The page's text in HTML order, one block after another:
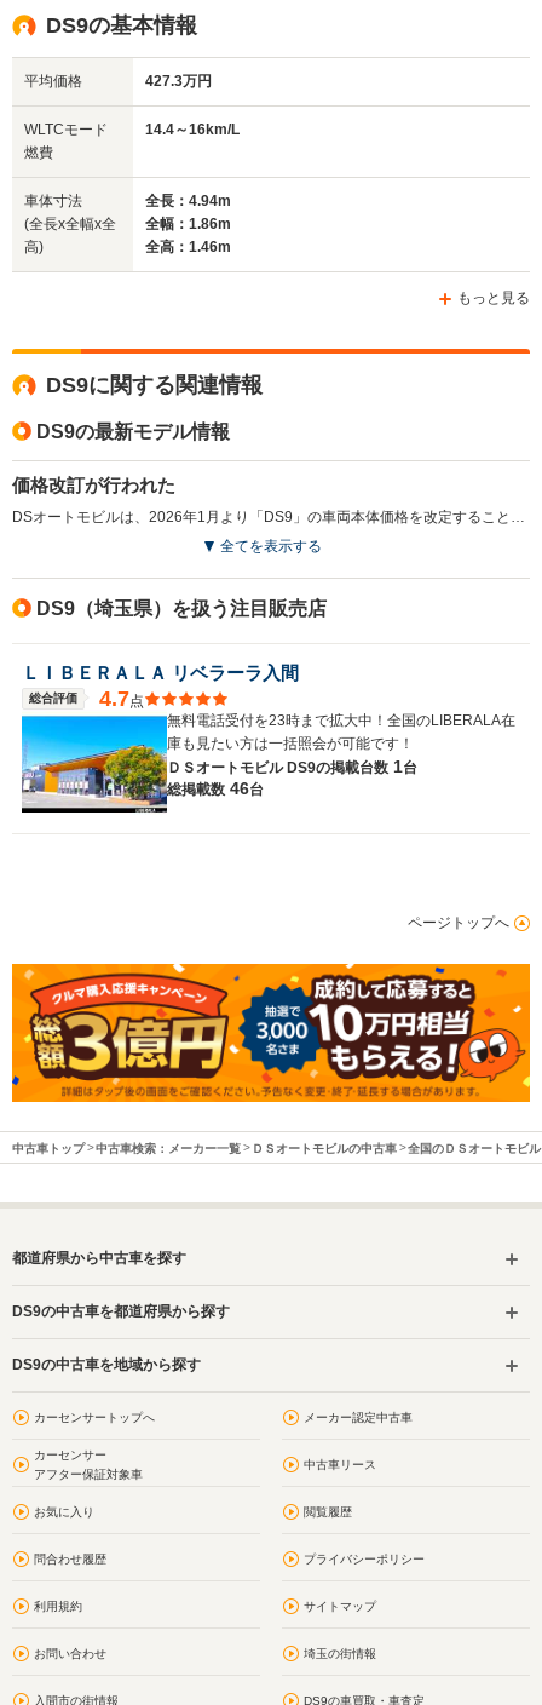
サイズ
(全長x全幅x全高)
WLTCモード
燃費
排気量
駆動方式
全幅
1.9m
12.5km/L
16.7km/L
└高速道路:15.5～
17.0km/L
1598cc
FF、4WD
└高速道路:18.1～
1199～1598cc
FF
└高速道
1598～
FF、4WD
DS9の基本情報
平均価格 427.3万円
WLTCモード
燃費
14.4～16km/L
車体寸法
(全長x全幅x全
高)
全長：4.94m
全幅：1.86m
全高：1.46m
もっと見る
DS9に関する関連情報
DS9の最新モデル情報
価格改訂が行われた
DSオートモビルは、2026年1月より「DS9」の車両本体価格を改定することを発表した。急激な円安や製造コスト、物流コストの高騰に対応するための価格改定となっている。（2026.1）
全てを表示する
DS9（埼玉県）を扱う注目販売店
ＬＩＢＥＲＡＬＡ リベラーラ入間
総合評価 4.7点
無料電話受付を23時まで拡大中！全国のLIBERALA在
庫も見たい方は一括照会が可能です！
ＤＳオートモビル DS9の掲載台数 1台
総掲載数 46台
ページトップへ
中古車トップ 中古車検索：メーカー一覧 ＤＳオートモビルの中古車 全国のＤＳオートモビル
都道府県から中古車を探す
DS9の中古車を都道府県から探す
DS9の中古車を地域から探す
カーセンサートップへ メーカー認定中古車
カーセンサー
アフター保証対象車
中古車リース
お気に入り 閲覧履歴
問合わせ履歴 プライバシーポリシー
利用規約 サイトマップ
お問い合わせ 埼玉の街情報
入間市の街情報 DS9の車買取・車査定